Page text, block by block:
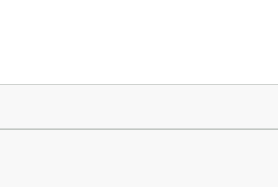
『ONE PIECE magazine 021 ONE PIECEカード付き同梱版』発売延期のご案内